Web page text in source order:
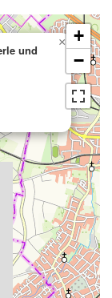
und
×
+
−